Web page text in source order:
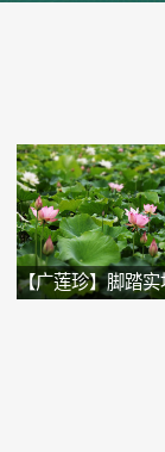
【广莲珍】脚踏实